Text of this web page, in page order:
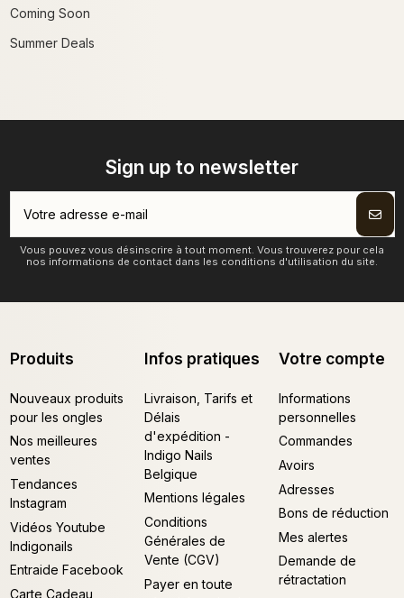
Coming Soon
Summer Deals
Sign up to newsletter
Vous pouvez vous désinscrire à tout moment. Vous trouverez pour cela
nos informations de contact dans les conditions d'utilisation du site.
Produits
Nouveaux produits
pour les ongles
Nos meilleures
ventes
Tendances
Instagram
Vidéos Youtube
Indigonails
Entraide Facebook
Carte Cadeau
Infos pratiques
Livraison, Tarifs et
Délais
d'expédition -
Indigo Nails
Belgique
Mentions légales
Conditions
Générales de
Vente (CGV)
Payer en toute
Votre compte
Informations
personnelles
Commandes
Avoirs
Adresses
Bons de réduction
Mes alertes
Demande de
rétractation